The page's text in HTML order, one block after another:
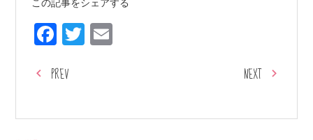
Facebook
Twitter
Email
PREV NEXT